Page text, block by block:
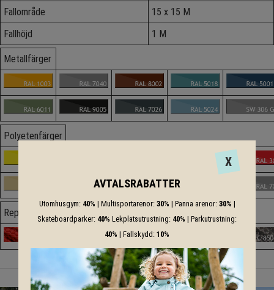
Fallområde
15 x 15 M
Fallhöjd
1 M
Metallfärger
Polyetenfärger
Repfärger
X
AVTALSRABATTER
Utomhusgym: 40% | Multisportarenor: 30% | Panna arenor: 30% |
Skateboardparker: 40% Lekplatsutrustning: 40% | Parkutrustning:
40% | Fallskydd: 10%